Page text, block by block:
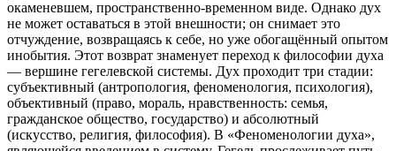
окаменевшем, пространственно-временном виде. Однако дух
не может оставаться в этой внешности; он снимает это
отчуждение, возвращаясь к себе, но уже обогащённый опытом
инобытия. Этот возврат знаменует переход к философии духа
— вершине гегелевской системы. Дух проходит три стадии:
субъективный (антропология, феноменология, психология),
объективный (право, мораль, нравственность: семья,
гражданское общество, государство) и абсолютный
(искусство, религия, философия). В «Феноменологии духа»,